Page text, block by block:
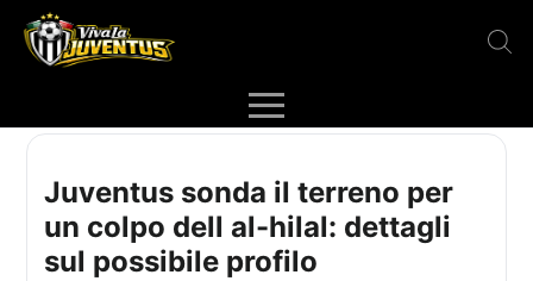
Juventus sonda il terreno per
un colpo dell al-hilal: dettagli
sul possibile profilo